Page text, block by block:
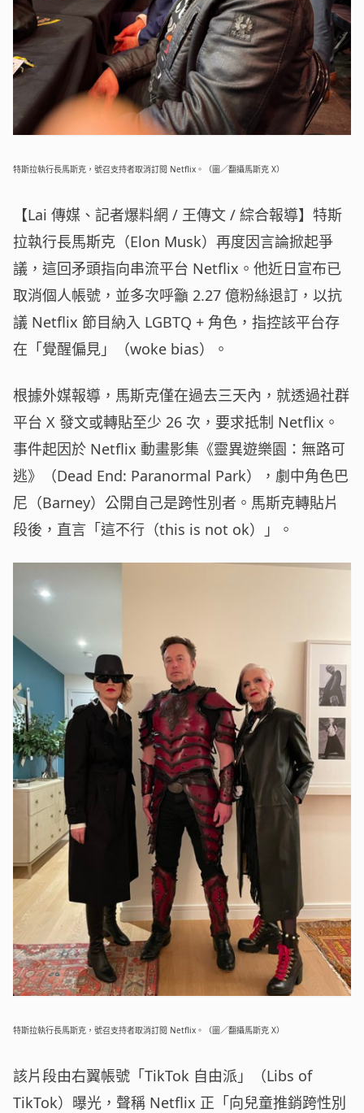
特斯拉執行長馬斯克，號召支持者取消訂閱 Netflix。（圖／翻攝馬斯克 X）
【Lai 傳媒、記者爆料網 / 王傳文 / 綜合報導】特斯
拉執行長馬斯克（Elon Musk）再度因言論掀起爭
議，這回矛頭指向串流平台 Netflix。他近日宣布已
取消個人帳號，並多次呼籲 2.27 億粉絲退訂，以抗
議 Netflix 節目納入 LGBTQ + 角色，指控該平台存
在「覺醒偏見」（woke bias）。
根據外媒報導，馬斯克僅在過去三天內，就透過社群
平台 X 發文或轉貼至少 26 次，要求抵制 Netflix。
事件起因於 Netflix 動畫影集《靈異遊樂園：無路可
逃》（Dead End: Paranormal Park），劇中角色巴
尼（Barney）公開自己是跨性別者。馬斯克轉貼片
段後，直言「這不行（this is not ok）」。
特斯拉執行長馬斯克，號召支持者取消訂閱 Netflix。（圖／翻攝馬斯克 X）
該片段由右翼帳號「TikTok 自由派」（Libs of
TikTok）曝光，聲稱 Netflix 正「向兒童推銷跨性別